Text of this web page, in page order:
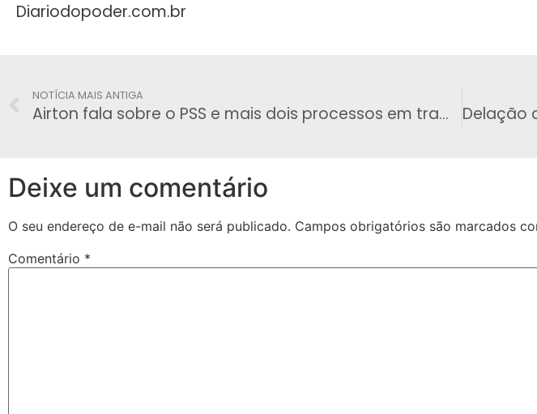
Diariodopoder.com.br
NOTÍCIA MAIS ANTIGA
Airton fala sobre o PSS e mais dois processos em tramitação
Deixe um comentário
O seu endereço de e-mail não será publicado. Campos obrigatórios são marcados
Comentário *